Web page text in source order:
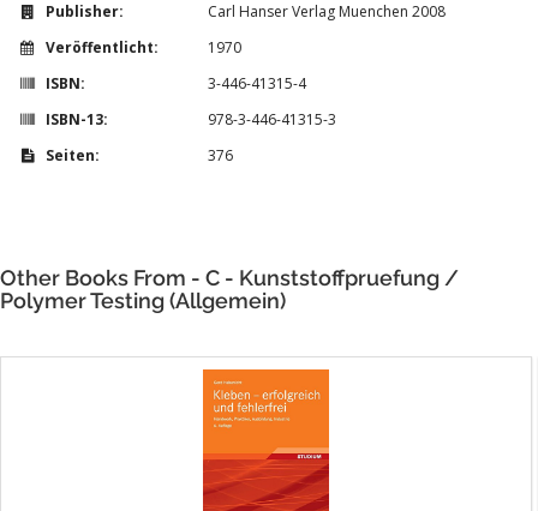
Publisher:
Carl Hanser Verlag Muenchen 2008
Veröffentlicht:
1970
ISBN:
3-446-41315-4
ISBN-13:
978-3-446-41315-3
Seiten:
376
Other Books From - C - Kunststoffpruefung /
Polymer Testing (Allgemein)